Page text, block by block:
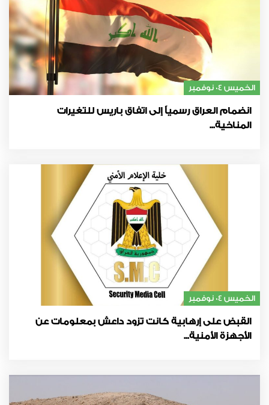
الخميس 04 نوفمبر
انضمام العراق رسمياً إلى اتفاق باريس للتغيرات
المناخية...
الخميس 04 نوفمبر
القبض على إرهابية كانت تزود داعش بمعلومات عن
الأجهزة الأمنية...